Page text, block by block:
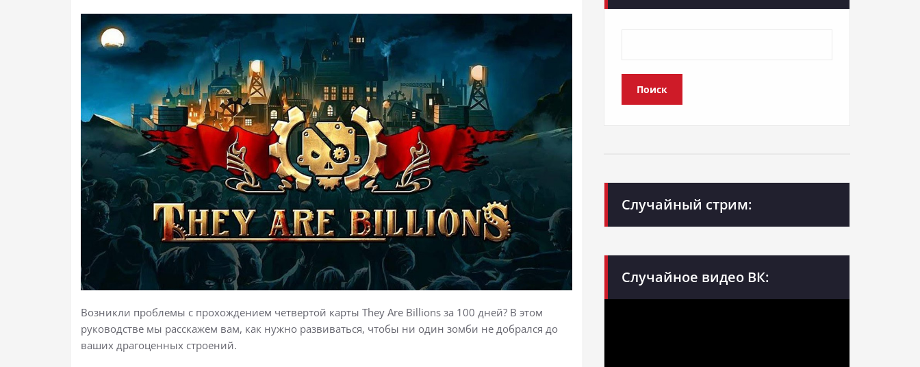
Возникли проблемы с прохождением четвертой карты They Are Billions за 100 дней? В этом
руководстве мы расскажем вам, как нужно развиваться, чтобы ни один зомби не добрался до
ваших драгоценных строений.
Поиск
Случайный стрим:
Случайное видео ВК: